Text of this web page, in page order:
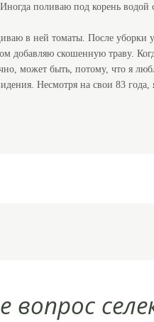
поливаю под корень
в ней томаты. После уборки
добавляю скошенную траву.
может быть, потому, что я
Несмотря на свои 83
вопрос